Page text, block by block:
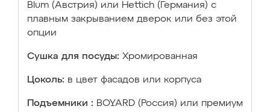
Blum (Австрия) или Hettich (Германия) с
плавным закрыванием дверок или без этой
опции
Сушка для посуды: Хромированная
Цоколь: в цвет фасадов или корпуса
Подъемники : BOYARD (Россия) или премиум